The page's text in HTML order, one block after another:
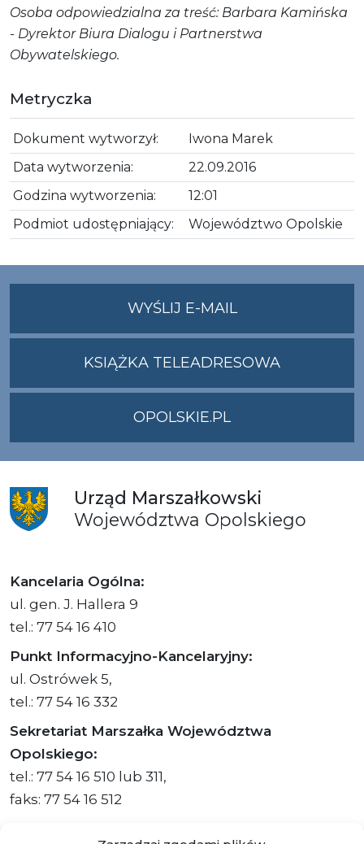
Osoba odpowiedzialna za treść: Barbara Kamińska
- Dyrektor Biura Dialogu i Partnerstwa
Obywatelskiego.
Metryczka
Dokument wytworzył:
Iwona Marek
Data wytworzenia:
22.09.2016
Godzina wytworzenia:
12:01
Podmiot udostępniający:
Województwo Opolskie
WYŚLIJ E-MAILNA
ADRES
KSIĄŻKA TELEADRESOWA
OPOLSKIE.PL
Urząd Marszałkowski
Województwa Opolskiego
Kancelaria Ogólna:
ul. gen. J. Hallera 9
tel.: 77 54 16 410
Punkt Informacyjno-Kancelaryjny:
ul. Ostrówek 5,
tel.: 77 54 16 332
Sekretariat Marszałka Województwa
Opolskiego:
tel.: 77 54 16 510 lub 311,
faks: 77 54 16 512